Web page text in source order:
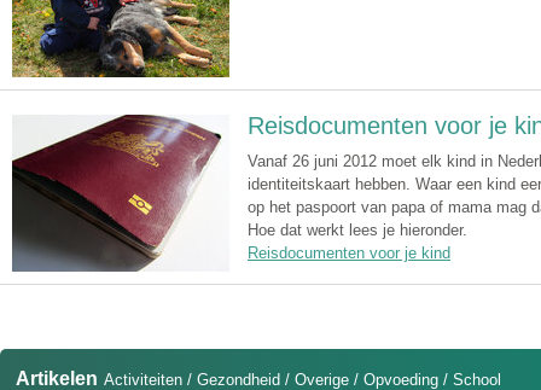
Reisdocumenten voor je
Vanaf 26 juni 2012 moet elk kind in
identiteitskaart hebben. Waar een kind
op het paspoort van papa of mama mag
Hoe dat werkt lees je hieronder.
Reisdocumenten voor je kind
Artikelen Activiteiten / Gezondheid / Overige / Opvoeding / School